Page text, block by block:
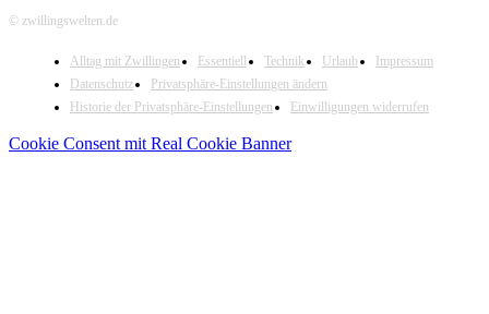
© zwillingswelten.de
Alltag mit Zwillingen Essentiell Technik Urlaub
Impressum
Datenschutz
Privatsphäre-Einstellungen ändern
Historie der Privatsphäre-Einstellungen
Einwilligungen widerrufen
Cookie Consent mit Real Cookie Banner